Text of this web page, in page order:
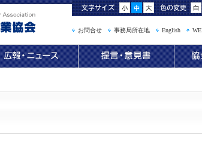
お問合せ 事務局所在地 English